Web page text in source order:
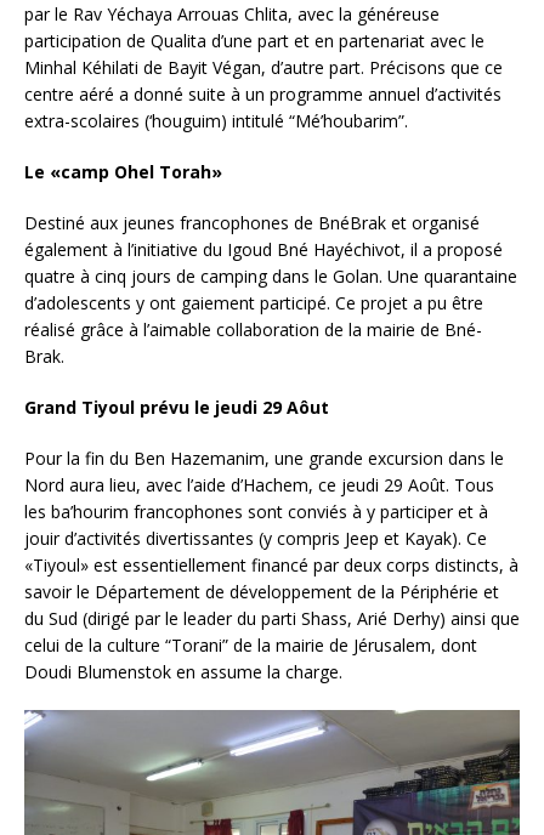
par le Rav Yéchaya Arrouas Chlita, avec la généreuse
participation de Qualita d’une part et en partenariat avec le
Minhal Kéhilati de Bayit Végan, d’autre part. Précisons que ce
centre aéré a donné suite à un programme annuel d’activités
extra-scolaires (‘houguim) intitulé “Mé’houbarim”.
Le «camp Ohel Torah»
Destiné aux jeunes francophones de BnéBrak et organisé
également à l’initiative du Igoud Bné Hayéchivot, il a proposé
quatre à cinq jours de camping dans le Golan. Une quarantaine
d’adolescents y ont gaiement participé. Ce projet a pu être
réalisé grâce à l’aimable collaboration de la mairie de Bné-
Brak.
Grand Tiyoul prévu le jeudi 29 Aôut
Pour la fin du Ben Hazemanim, une grande excursion dans le
Nord aura lieu, avec l’aide d’Hachem, ce jeudi 29 Août. Tous
les ba’hourim francophones sont conviés à y participer et à
jouir d’activités divertissantes (y compris Jeep et Kayak). Ce
«Tiyoul» est essentiellement financé par deux corps distincts, à
savoir le Département de développement de la Périphérie et
du Sud (dirigé par le leader du parti Shass, Arié Derhy) ainsi que
celui de la culture “Torani” de la mairie de Jérusalem, dont
Doudi Blumenstok en assume la charge.